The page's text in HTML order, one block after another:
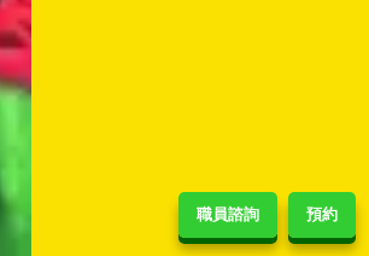
職員諮詢 預約